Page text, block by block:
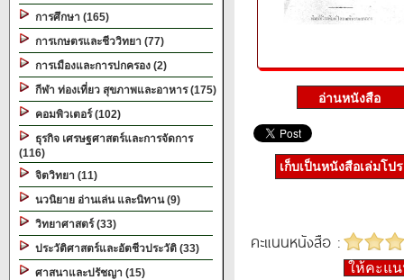
การศึกษา (165)
การเกษตรและชีววิทยา (77)
การเมืองและการปกครอง (2)
กีฬา ท่องเที่ยว สุขภาพและอาหาร (175)
คอมพิวเตอร์ (102)
ธุรกิจ เศรษฐศาสตร์และการจัดการ
(116)
จิตวิทยา (11)
นวนิยาย อ่านเล่น และนิทาน (9)
วิทยาศาสตร์ (33)
ประวัติศาสตร์และอัตชีวประวัติ (33)
ศาสนาและปรัชญา (15)
เก็บเป็นหนังสือเล่มโป
คะแนนหนังสือ :
ให้คะแ